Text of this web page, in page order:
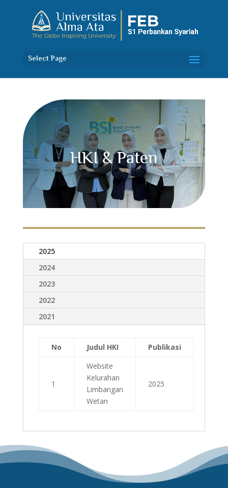
Select Page
HKI & Paten
2025
2024
2023
2022
2021
No Judul HKI Publikasi
1
Website
Kelurahan
Limbangan
Wetan
2025